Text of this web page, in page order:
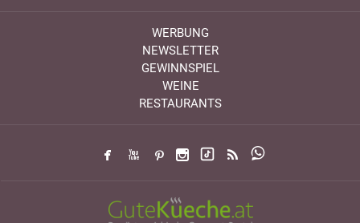
WERBUNG
NEWSLETTER
GEWINNSPIEL
WEINE
RESTAURANTS